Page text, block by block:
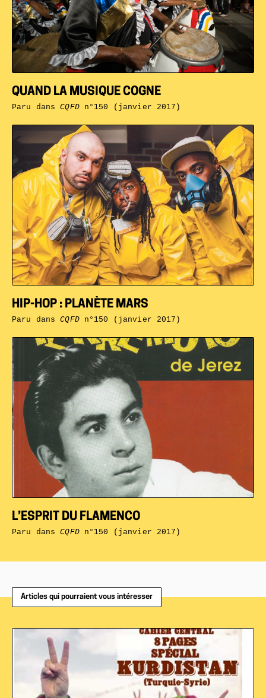
L’ESPRIT DU FLAMENCO
Paru dansCQFDn°150 (janvier 2017)
HIP-HOP : PLANÈTE MARS
Paru dansCQFDn°150 (janvier 2017)
QUAND LA MUSIQUE COGNE
Paru dansCQFDn°150 (janvier 2017)
Articles qui pourraient vous intéresser